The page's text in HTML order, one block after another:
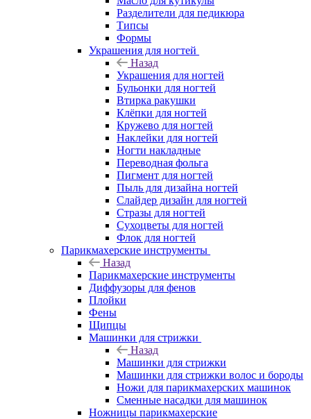
Разделители для педикюра
Типсы
Формы
Украшения для ногтей
Назад
Украшения для ногтей
Бульонки для ногтей
Втирка ракушки
Клёпки для ногтей
Кружево для ногтей
Наклейки для ногтей
Ногти накладные
Переводная фольга
Пигмент для ногтей
Пыль для дизайна ногтей
Слайдер дизайн для ногтей
Стразы для ногтей
Сухоцветы для ногтей
Флок для ногтей
Парикмахерские инструменты
Назад
Парикмахерские инструменты
Диффузоры для фенов
Плойки
Фены
Щипцы
Машинки для стрижки
Назад
Машинки для стрижки
Машинки для стрижки волос и бороды
Ножи для парикмахерских машинок
Сменные насадки для машинок
Ножницы парикмахерские